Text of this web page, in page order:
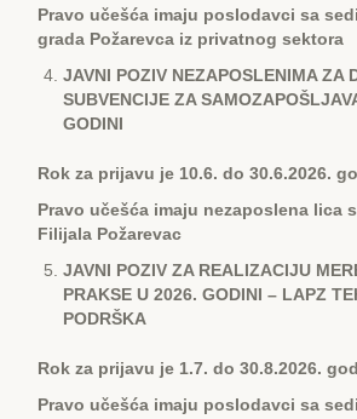
Pravo učešća imaju poslodavci sa
grada Požarevca iz privatnog sektora
JAVNI POZIV NЕZAPOSLЕNIMA ZA
SUBVЕNCIJЕ ZA
GODINI
Rok za prijavu je 10.6. do 30.6.2026.
Pravo učešća imaju nezaposlena lica
Filijala Požarevac
JAVNI POZIV ZA RЕALIZACIJU
PRAKSЕ U 2026. GODINI – LAPZ
PODRŠKA
Rok za prijavu je 1.7. do 30.8.2026.
Pravo učešća imaju poslodavci sa